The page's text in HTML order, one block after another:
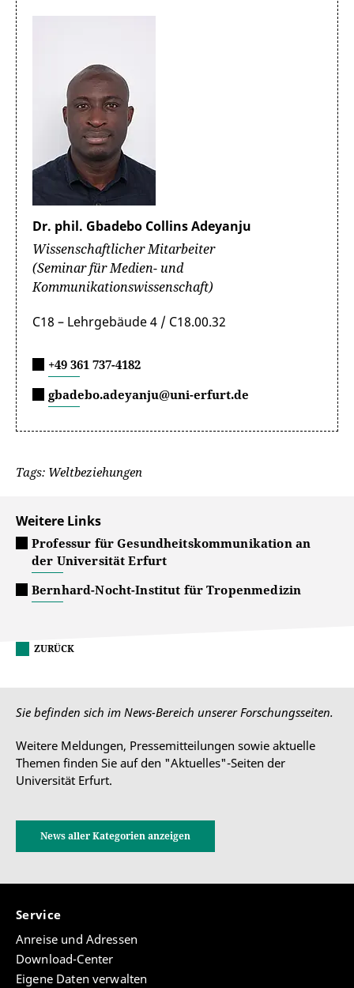
Dr. phil. Gbadebo Collins Adeyanju
Wissenschaftlicher Mitarbeiter
(Seminar für Medien- und
Kommunikationswissenschaft)
C18 – Lehrgebäude 4 / C18.00.32
+49 361 737-4182
gbadebo.adeyanju@uni-erfurt.de
Tags: Weltbeziehungen
Weitere Links
Professur für Gesundheitskommunikation an
der Universität Erfurt
Bernhard-Nocht-Institut für Tropenmedizin
ZURÜCK
Sie befinden sich im News-Bereich unserer Forschungsseiten.
Weitere Meldungen, Pressemitteilungen sowie aktuelle
Themen finden Sie auf den "Aktuelles"-Seiten der
Universität Erfurt.
News aller Kategorien anzeigen
Service
Anreise und Adressen
Download-Center
Eigene Daten verwalten